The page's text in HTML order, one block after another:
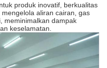
produk inovatif, berkualitas
aliran cairan, gas
meminimalkan dampak
keselamatan.